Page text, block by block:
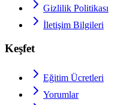
Gizlilik Politikası
İletişim Bilgileri
Keşfet
Eğitim Ücretleri
Yorumlar